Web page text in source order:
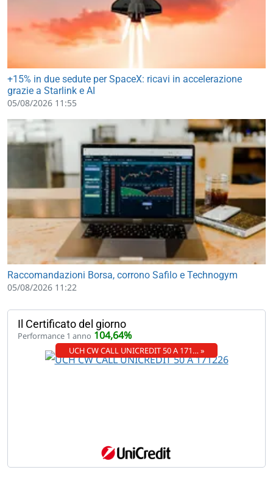
+15% in due sedute per SpaceX: ricavi in accelerazione
grazie a Starlink e AI
05/08/2026 11:55
Raccomandazioni Borsa, corrono Safilo e Technogym
05/08/2026 11:22
Il Certificato del giorno
Performance 1 anno 104,64%
UCH CW CALL UNICREDIT 50 A 171… »